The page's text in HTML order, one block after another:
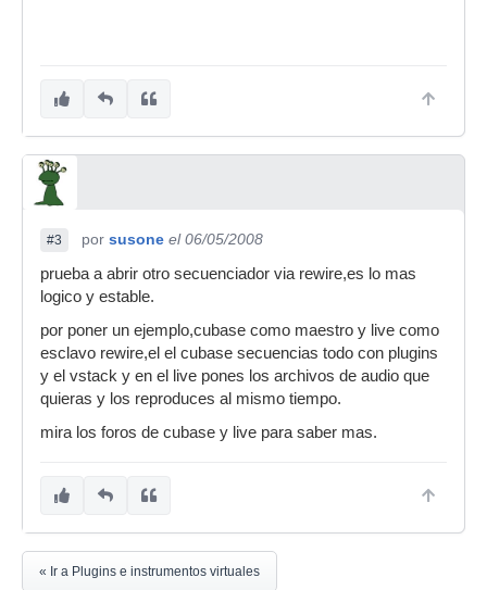
#3 por susone el 06/05/2008
prueba a abrir otro secuenciador via rewire,es lo mas
logico y estable.
por poner un ejemplo,cubase como maestro y live como
esclavo rewire,el el cubase secuencias todo con plugins
y el vstack y en el live pones los archivos de audio que
quieras y los reproduces al mismo tiempo.
mira los foros de cubase y live para saber mas.
« Ir a Plugins e instrumentos virtuales